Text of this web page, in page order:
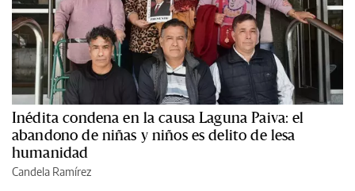
Inédita condena en la causa Laguna Paiva: el
abandono de niñas y niños es delito de lesa
humanidad
Candela Ramírez